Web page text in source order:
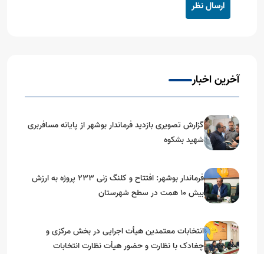
ارسال نظر
آخرین اخبار
گزارش تصویری بازدید فرماندار بوشهر از پایانه مسافربری
شهید بشکوه
فرماندار بوشهر: افتتاح و کلنگ زنی ۲۳۳ پروژه به ارزش
بیش ۱۰ همت در سطح شهرستان
انتخابات معتمدین هیأت اجرایی در بخش مرکزی و
چغادک با نظارت و حضور هیأت نظارت انتخابات